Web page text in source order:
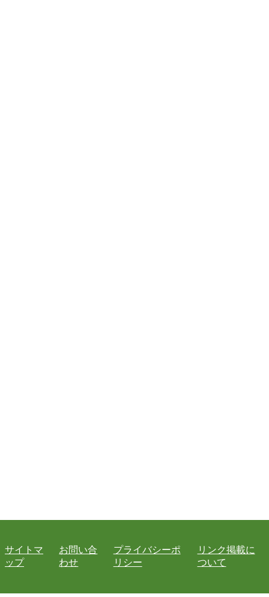
サイトマ
ップ
お問い合
わせ
プライバシーポ
リシー
リンク掲載に
ついて